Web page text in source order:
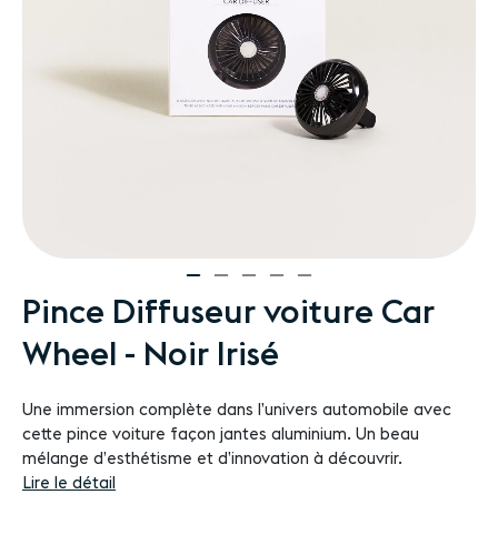
Passer
au
début
la
Galerie
d’images
Pince Diffuseur voiture Car
Wheel - Noir Irisé
Une immersion complète dans l’univers automobile avec
cette pince voiture façon jantes aluminium. Un beau
mélange d’esthétisme et d’innovation à découvrir.
Lire le détail